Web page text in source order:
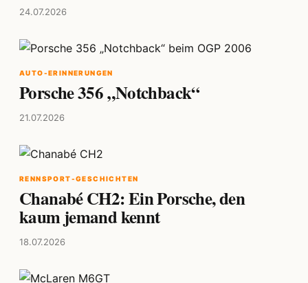
24.07.2026
AUTO-ERINNERUNGEN
Porsche 356 „Notchback“
21.07.2026
RENNSPORT-GESCHICHTEN
Chanabé CH2: Ein Porsche, den
kaum jemand kennt
18.07.2026